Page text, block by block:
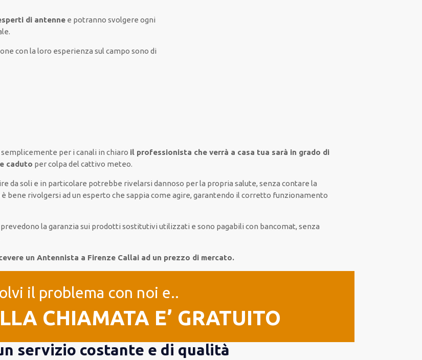
di antenne e potrannosvolgere ogni
con la loro esperienza sul campo sono di
semplicemente per i canali in chiaro il professionista che verrà a casa tua sarà in grado di
caduto per colpa del cattivo meteo.
da soli e in particolare potrebbe rivelarsi dannoso per la propriasalute, senza contare la
è bene rivolgersi ad un esperto che sappiacome agire, garantendo ilcorretto funzionamento
prevedono la garanzia sui prodotti sostitutivi utilizzati e sono pagabili con bancomat, senza
un Antennista a Firenze Callai ad un prezzo di mercato.
il problema con noi e..
CHIAMATA E’ GRATUITO
servizio costante e di qualità